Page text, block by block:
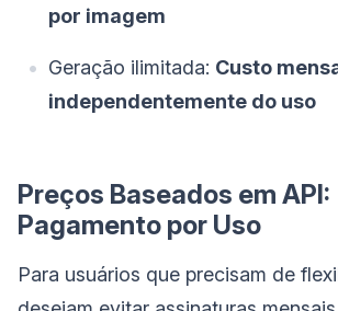
por imagem
Geração ilimitada: Custo
independentemente do uso
Preços Baseados em API:
Pagamento por Uso
Para usuários que precisam de